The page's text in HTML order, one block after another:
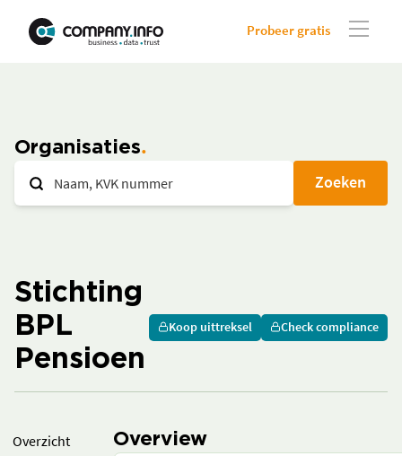
Probeer gratis
Organisaties
Zoeken
Stichting
BPL
Pensioen
Koop uittreksel Check compliance
Overzicht
Overview